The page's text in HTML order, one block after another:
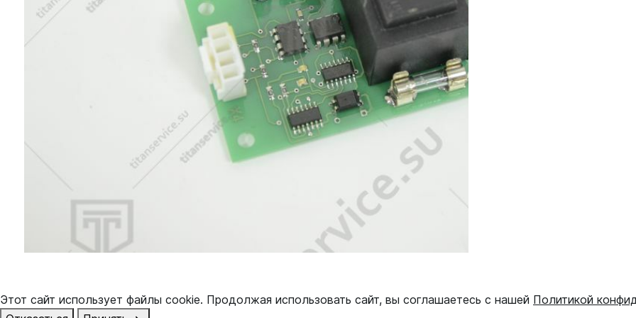
Этот сайт использует файлы cookie. Продолжая использовать сайт, вы соглашаетесь с нашей Политикой